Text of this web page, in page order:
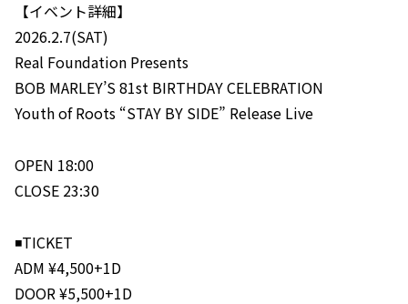
【イベント詳細】
2026.2.7(SAT)
Real Foundation Presents
BOB MARLEY’S 81st BIRTHDAY CELEBRATION
Youth of Roots “STAY BY SIDE” Release Live
OPEN 18:00
CLOSE 23:30
◾️TICKET
ADM ¥4,500+1D
DOOR ¥5,500+1D